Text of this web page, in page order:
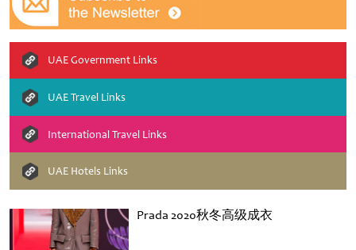
Prada 2020秋冬高级成衣
UAE Government Links
UAE Travel Links
International Travel Links
UAE Hotels Links